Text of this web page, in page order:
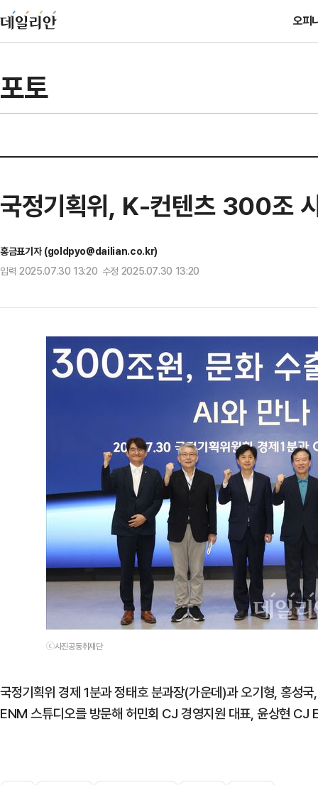
오피
포토
국정기획위, K-컨텐츠 300조
홍금표기자 (goldpyo@dailian.co.kr)
입력 2025.07.30 13:20 수정 2025.07.30 13:20
ⓒ사진공동취재단
국정기획위 경제 1분과 정태호 분과장(가운데)과 오기형, 홍성
ENM 스튜디오를 방문해 허민회 CJ 경영지원 대표, 윤상현 CJ